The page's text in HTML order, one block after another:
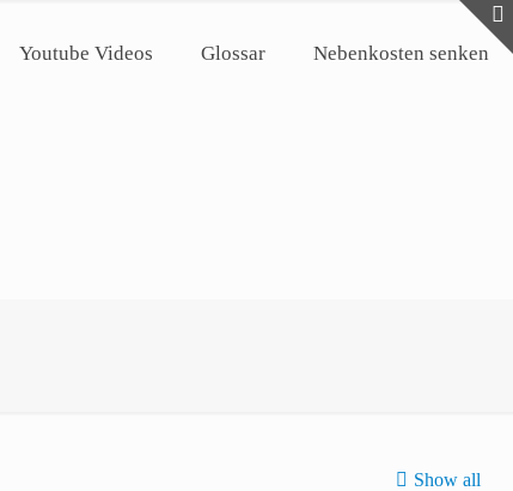
Youtube Videos Glossar Nebenkosten senken
Show all